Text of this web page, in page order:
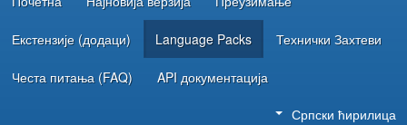
Екстензије (додаци) Language Packs Технички Захтеви
Честа питања (FAQ) API документација
Српски ћирилица